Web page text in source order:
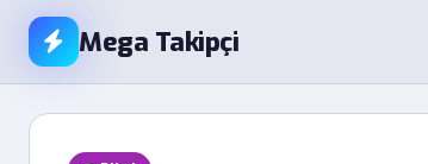
Mega Takipçi